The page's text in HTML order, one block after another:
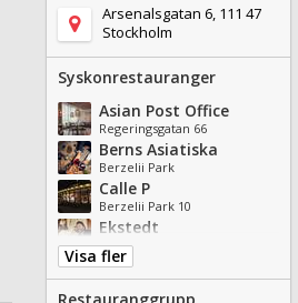
Arsenalsgatan 6, 111 47
Stockholm
Syskonrestauranger
Asian Post Office
Regeringsgatan 66
Berns Asiatiska
Berzelii Park
Calle P
Berzelii Park 10
Ekstedt
Humlegårdsgatan 17
Griffins' Steakhouse
Klarabergsviadukten 67
Visa fler